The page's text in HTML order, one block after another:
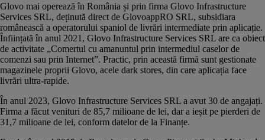
Glovo mai operează în România și prin firma Glovo Infrastructure
Services SRL, deținută direct de GlovoappRO SRL, subsidiara
românească a operatorului spaniol de livrări intermediate prin aplicație.
Înființată în anul 2021, Glovo Infrastructure Services SRL are ca obiect
de activitate „Comertul cu amanuntul prin intermediul caselor de
comenzi sau prin Internet”. Practic, prin această firmă sunt gestionate
magazinele proprii Glovo, acele dark stores, din care aplicația face
livrări ultra-rapide.
În anul 2023, Glovo Infrastructure Services SRL a avut 30 de angajați.
Firma a făcut venituri de 85,7 milioane de lei, dar a ieșit pe pierderi de
31,7 milioane de lei, conform datelor de la Finanțe.